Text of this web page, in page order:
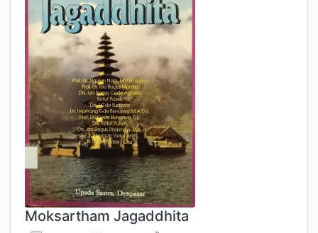
Moksartham Jagaddhita